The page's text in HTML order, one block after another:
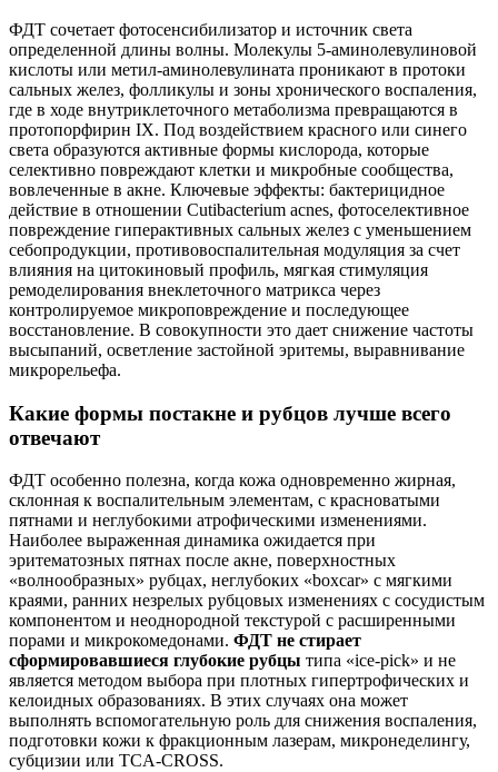
ФДТ сочетает фотосенсибилизатор и источник света
определенной длины волны. Молекулы 5‑аминолевулиновой
кислоты или метил‑аминолевулината проникают в протоки
сальных желез, фолликулы и зоны хронического воспаления,
где в ходе внутриклеточного метаболизма превращаются в
протопорфирин IX. Под воздействием красного или синего
света образуются активные формы кислорода, которые
селективно повреждают клетки и микробные сообщества,
вовлеченные в акне. Ключевые эффекты: бактерицидное
действие в отношении Cutibacterium acnes, фотоселективное
повреждение гиперактивных сальных желез с уменьшением
себопродукции, противовоспалительная модуляция за счет
влияния на цитокиновый профиль, мягкая стимуляция
ремоделирования внеклеточного матрикса через
контролируемое микроповреждение и последующее
восстановление. В совокупности это дает снижение частоты
высыпаний, осветление застойной эритемы, выравнивание
микрорельефа.
Какие формы постакне и рубцов лучше всего
отвечают
ФДТ особенно полезна, когда кожа одновременно жирная,
склонная к воспалительным элементам, с красноватыми
пятнами и неглубокими атрофическими изменениями.
Наиболее выраженная динамика ожидается при
эритематозных пятнах после акне, поверхностных
«волнообразных» рубцах, неглубоких «boxcar» с мягкими
краями, ранних незрелых рубцовых изменениях с сосудистым
компонентом и неоднородной текстурой с расширенными
порами и микрокомедонами. ФДТ не стирает
сформировавшиеся глубокие рубцы типа «ice‑pick» и не
является методом выбора при плотных гипертрофических и
келоидных образованиях. В этих случаях она может
выполнять вспомогательную роль для снижения воспаления,
подготовки кожи к фракционным лазерам, микронеделингу,
субцизии или TCA‑CROSS.